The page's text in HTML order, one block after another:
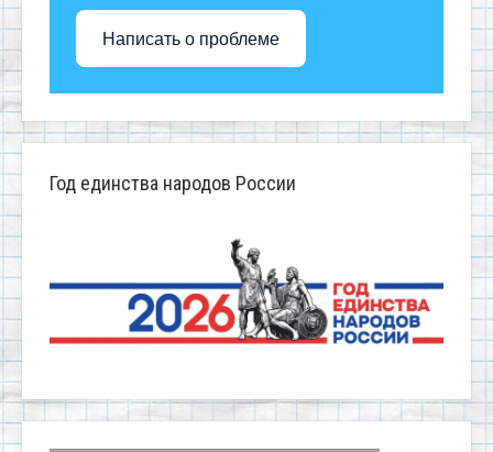
Написать о проблеме
Год единства народов России